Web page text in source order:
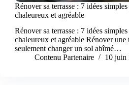
Rénover sa terrasse : 7 idées
chaleureux et agréable
Rénover sa terrasse : 7 idées
chaleureux et agréable Rénover une
seulement changer un sol abîmé…
Contenu Partenaire
10 juin